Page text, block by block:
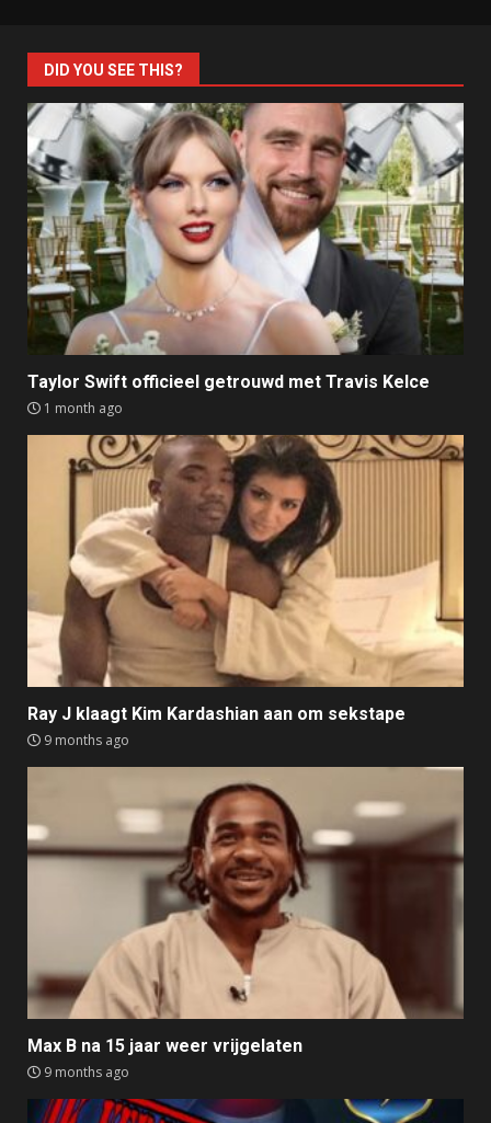
DID YOU SEE THIS?
Taylor Swift officieel getrouwd met Travis Kelce
1 month ago
Ray J klaagt Kim Kardashian aan om sekstape
9 months ago
Max B na 15 jaar weer vrijgelaten
9 months ago